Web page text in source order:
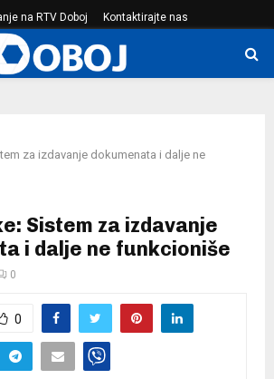
na RTV Doboj Kontaktirajte nas
za izdavanje dokumenata i dalje ne
Sistem za izdavanje
i dalje ne funkcioniše
0
0